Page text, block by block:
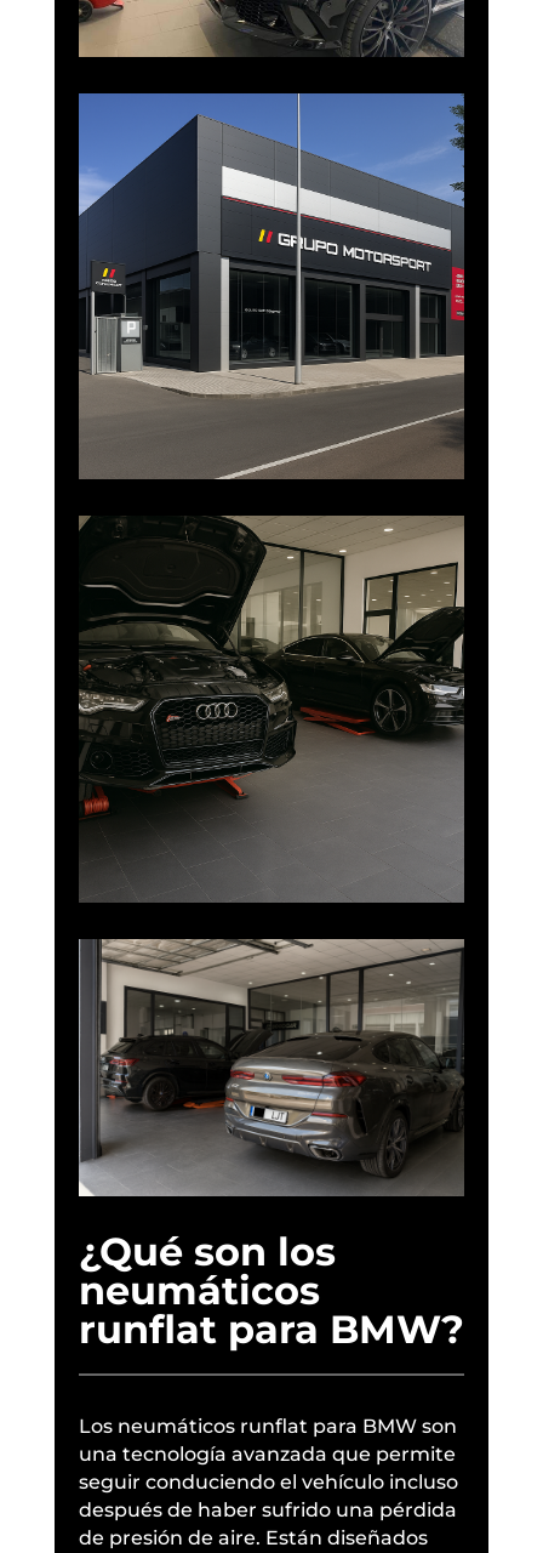
¿Qué son los
neumáticos
runflat para BMW?
Los neumáticos runflat para BMW son
una tecnología avanzada que permite
seguir conduciendo el vehículo incluso
después de haber sufrido una pérdida
de presión de aire. Están diseñados